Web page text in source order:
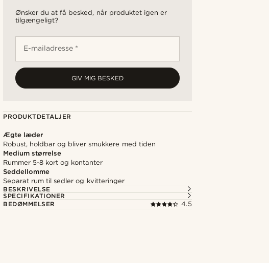
Ønsker du at få besked, når produktet igen er
tilgængeligt?
E-mailadresse *
GIV MIG BESKED
PRODUKTDETALJER
Ægte læder
Robust, holdbar og bliver smukkere med tiden
Medium størrelse
Rummer 5-8 kort og kontanter
Seddellomme
Separat rum til sedler og kvitteringer
BESKRIVELSE
SPECIFIKATIONER
BEDØMMELSER
4.5